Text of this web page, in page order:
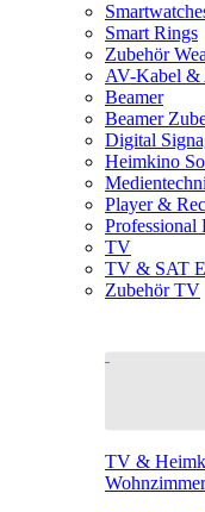
Smart Rings
Zubehör
AV-Kabel &
Beamer
Beamer
Digital
Heimkino
Player &
Professional
TV
TV & SAT
Zubehör TV
TV &
Wohnzimmer